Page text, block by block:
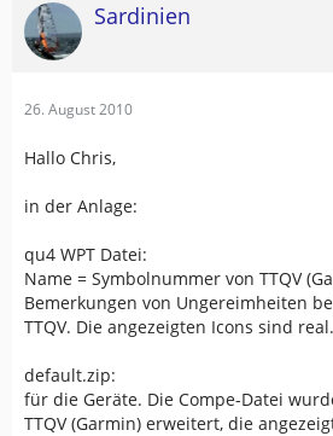
Sardinien
26. August 2010
Hallo Chris,
in der Anlage:
qu4 WPT Datei:
Name = Symbolnummer von TTQV
Bemerkungen von Ungereimheiten
TTQV. Die angezeigten Icons sind real.
default.zip:
für die Geräte. Die Compe-Datei
TTQV (Garmin) erweitert, die